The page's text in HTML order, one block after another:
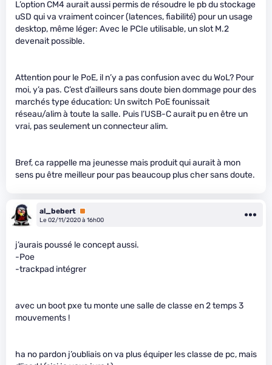
L’option CM4 aurait aussi permis de résoudre le pb du stockage
uSD qui va vraiment coincer (latences, fiabilité) pour un usage
desktop, même léger: Avec le PCIe utilisable, un slot M.2
devenait possible.
Attention pour le PoE, il n’y a pas confusion avec du WoL? Pour
moi, y’a pas. C’est d’ailleurs sans doute bien dommage pour des
marchés type éducation: Un switch PoE founissait
réseau/alim à toute la salle. Puis l’USB-C aurait pu en être un
vrai, pas seulement un connecteur alim.
Bref, ca rappelle ma jeunesse mais produit qui aurait à mon
sens pu être meilleur pour pas beaucoup plus cher sans doute.
al_bebert Premium
Le 02/11/2020 à 16h00
j’aurais poussé le concept aussi.
-Poe
-trackpad intégrer
avec un boot pxe tu monte une salle de classe en 2 temps 3
mouvements !
ha no pardon j’oubliais on va plus équiper les classe de pc, mais